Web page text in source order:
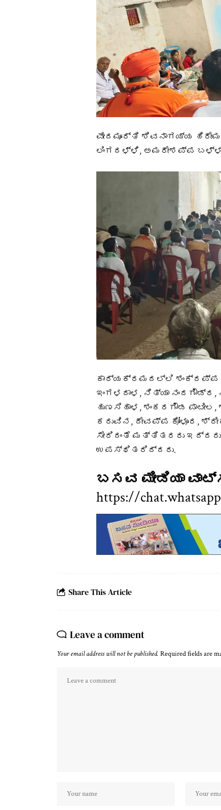
ವೇದಮೂರ್ತಿ ಶಿವನಾಗಯ್ಯ
ಲಿಂಗದಳ್ಳಿ, ಅಮರೇಶಪ್ಪ
ಕಾರ್ಯಕ್ರಮದಲ್ಲಿ ಶಂಕ್ರಪ್ಪ
ಇಂಗಳದಾಳ, ನಿತ್ಯಾ
ಹುಣಸಿಹಾಳ, ಶಂಕರಗೌಡ
ಕರುವಿನ, ದೇವಪ್ಪ ಕೋಳೂರ,
ಸೇರಿದಂತೆ ಮತ್ತಿತರರು
ಉಪಸ್ಥಿತರಿದ್ದರು.
ಬಸವ ಮೀಡಿಯಾ
https://
Share This Article
Leave a comment
Your email address will not be published. Required fields are